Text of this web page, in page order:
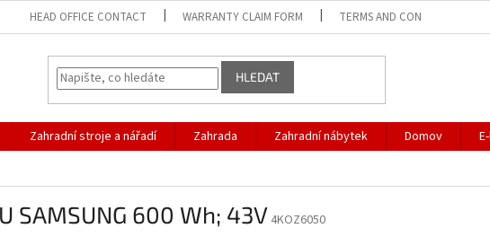
HEAD OFFICE CONTACT WARRANTY CLAIM FORM TERMS AND CONDITIONS
HLEDAT
Zahradní stroje a nářadí Zahrada Zahradní nábytek Domov
SAMSUNG 600 Wh; 43V 4KOZ6050